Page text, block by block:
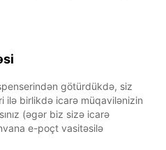
götürdükdə, siz
ilə birlikdə icarə müqavilənizin
(əgər biz sizə icarə
e-poçt vasitəsilə